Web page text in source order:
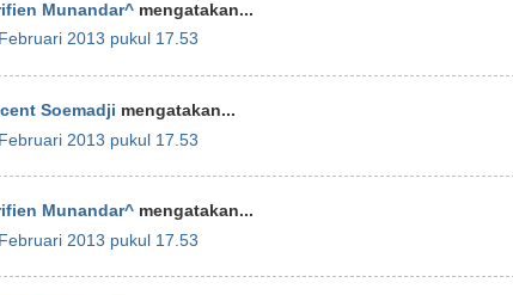
Munandar^ mengatakan...
2013 pukul 17.53
Soemadji mengatakan...
2013 pukul 17.53
Munandar^ mengatakan...
2013 pukul 17.53